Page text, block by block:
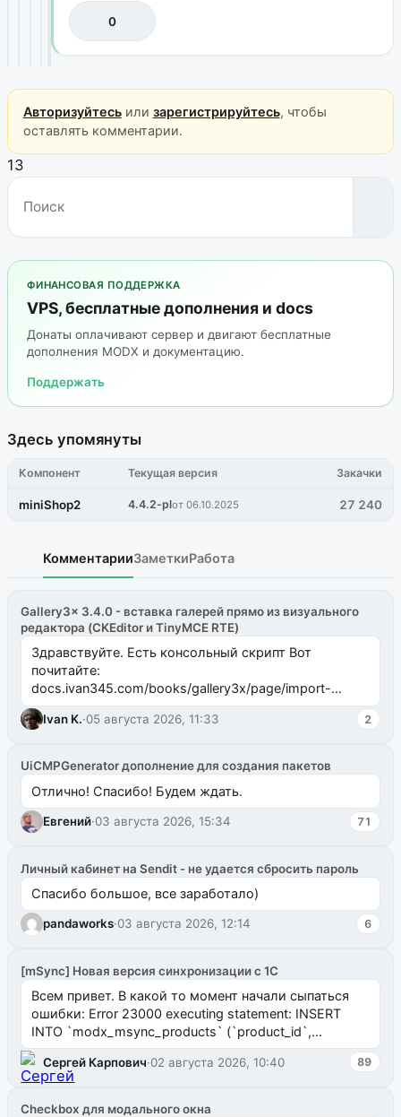
0
Авторизуйтесьили зарегистрируйтесь, чтобы
оставлять комментарии.
13
ФИНАНСОВАЯ ПОДДЕРЖКА
VPS, бесплатные дополнения и docs
Донаты оплачивают сервер и двигают бесплатные
дополнения MODX и документацию.
Поддержать
Здесь упомянуты
Компонент Текущая версия Закачки
miniShop2 4.4.2-plот 06.10.2025 27 240
КомментарииЗаметкиРабота
Gallery3x 3.4.0 - вставка галерей прямо из визуального
редактора (CKEditor и TinyMCE RTE)
Здравствуйте. Есть консольный скрипт Вот
почитайте:
docs.ivan345.com/books/gallery3x/page/import-
ms2galleryphp
Ivan K.·05 августа 2026, 11:33 2
UiCMPGenerator дополнение для создания пакетов
Отлично! Спасибо! Будем ждать.
Евгений·03 августа 2026, 15:34 71
Личный кабинет на Sendit - не удается сбросить пароль
Спасибо большое, все заработало)
pandaworks·03 августа 2026, 12:14 6
[mSync] Новая версия синхронизации с 1С
Всем привет. В какой то момент начали сыпаться
ошибки: Error 23000 executing statement: INSERT
INTO `modx_msync_products` (`product_id`,
`uuid_1c`) VALUES ...
Сергей Карпович·02 августа 2026, 10:40 89
Checkbox для модального окна